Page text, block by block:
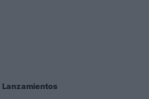
Lanzamientos